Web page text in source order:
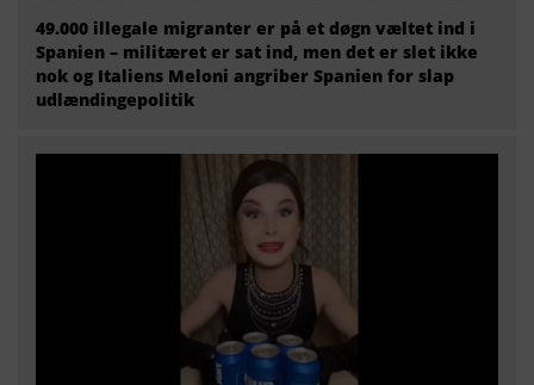
49.000 illegale migranter er på et døgn væltet ind i
Spanien – militæret er sat ind, men det er slet ikke
nok og Italiens Meloni angriber Spanien for slap
udlændingepolitik